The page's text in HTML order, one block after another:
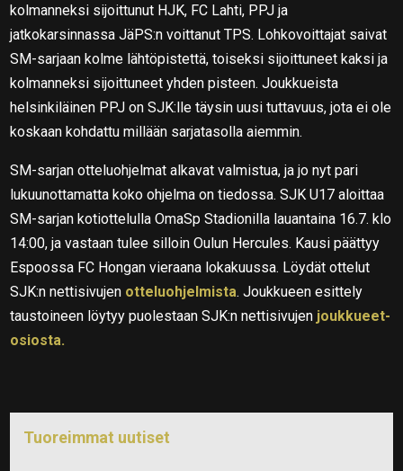
kolmanneksi sijoittunut HJK, FC Lahti, PPJ ja
jatkokarsinnassa JäPS:n voittanut TPS. Lohkovoittajat saivat
SM-sarjaan kolme lähtöpistettä, toiseksi sijoittuneet kaksi ja
kolmanneksi sijoittuneet yhden pisteen. Joukkueista
helsinkiläinen PPJ on SJK:lle täysin uusi tuttavuus, jota ei ole
koskaan kohdattu millään sarjatasolla aiemmin.
SM-sarjan otteluohjelmat alkavat valmistua, ja jo nyt pari
lukuunottamatta koko ohjelma on tiedossa. SJK U17 aloittaa
SM-sarjan kotiottelulla OmaSp Stadionilla lauantaina 16.7. klo
14:00, ja vastaan tulee silloin Oulun Hercules. Kausi päättyy
Espoossa FC Hongan vieraana lokakuussa. Löydät ottelut
SJK:n nettisivujen otteluohjelmista. Joukkueen esittely
taustoineen löytyy puolestaan SJK:n nettisivujen joukkueet-
osiosta.
Tuoreimmat uutiset